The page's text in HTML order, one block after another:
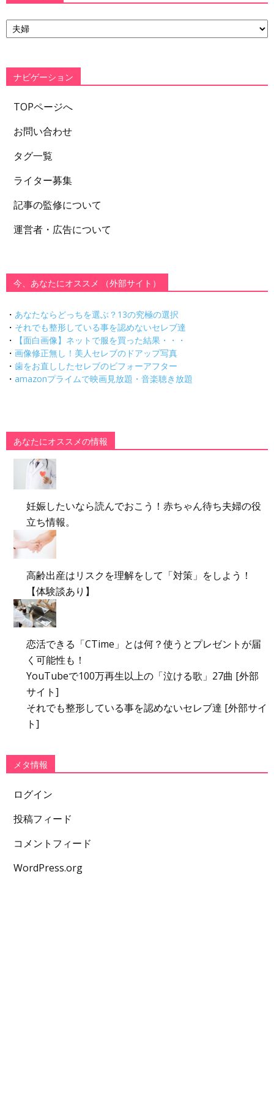
カ
テ
ー
ナビゲーション
TOPページへ
お問い合わせ
タグ一覧
ライター募集
記事の監修について
運営者・広告について
今、あなたにオススメ （外部サイト）
・ あなたならどっちを選ぶ？13の究極の選択
・ それでも整形している事を認めないセレブ達
・
【面白画像】ネットで服を買った結果・・・
・ 画像修正無し！美人セレブのドアップ写真
・ 歯をお直ししたセレブのビフォーアフター
・ amazonプライムで映画見放題・音楽聴き放題
あなたにオススメの情報
妊娠したいなら読んでおこう！赤ちゃん待ち夫婦の役
立ち情報。
高齢出産はリスクを理解をして「対策」をしよう！
【体験談あり】
恋活できる「CTime」とは何？使うとプレゼントが届
く可能性も！
YouTubeで100万再生以上の「泣ける歌」27曲 [外部
サイト]
それでも整形している事を認めないセレブ達 [外部サイ
ト]
メタ情報
ログイン
投稿フィード
コメントフィード
WordPress.org